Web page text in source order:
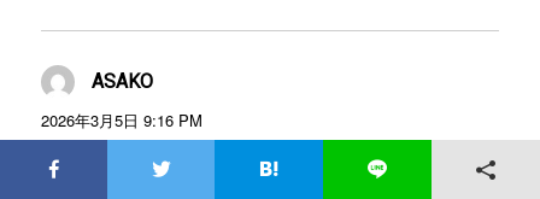
ASAKO
り:
2026年3月5日 9:16 PM
はい！最後には勝つ！